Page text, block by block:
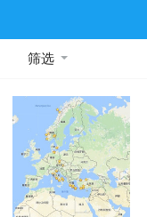
筛选